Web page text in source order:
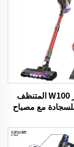
بريتيكير W100 المتنظف
مع مصباح